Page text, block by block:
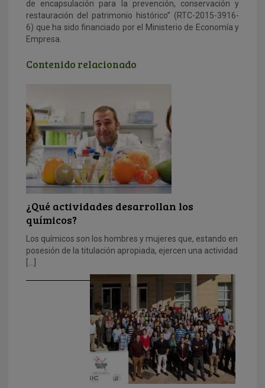
de encapsulación para la prevención, conservación y
restauración del patrimonio histórico” (RTC-2015-3916-
6) que ha sido financiado por el Ministerio de Economía y
Empresa.
Contenido relacionado
¿Qué actividades desarrollan los
químicos?
Los químicos son los hombres y mujeres que, estando en
posesión de la titulación apropiada, ejercen una actividad